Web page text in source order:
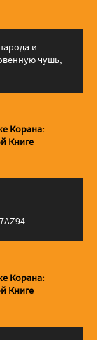
и
чушь,
Корана:
Книге
Корана:
Книге